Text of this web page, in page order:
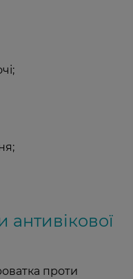
антивікової
проти